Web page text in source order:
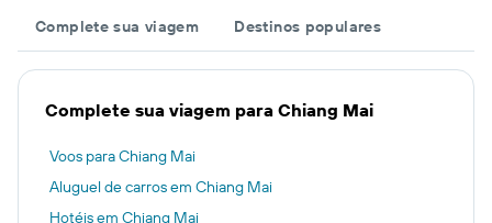
Complete sua viagem Destinos populares
Complete sua viagem para Chiang Mai
Voos para Chiang Mai
Aluguel de carros em Chiang Mai
Hotéis em Chiang Mai